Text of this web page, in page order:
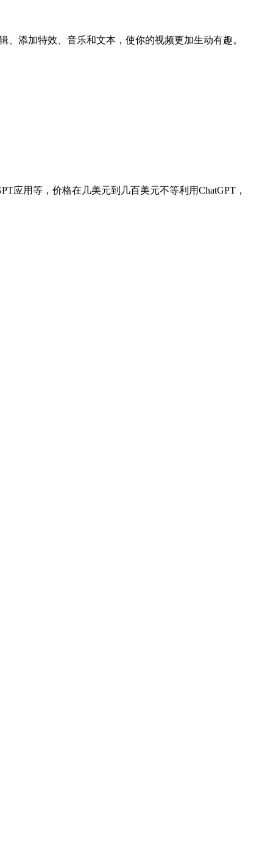
、添加特效、音乐和文本，使你的视频更加生动有趣。
应用等，价格在几美元到几百美元不等利用ChatGPT，